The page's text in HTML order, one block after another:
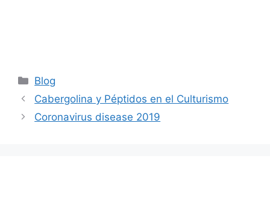
Categories
Blog
Cabergolina y Péptidos en el Culturismo
Coronavirus disease 2019